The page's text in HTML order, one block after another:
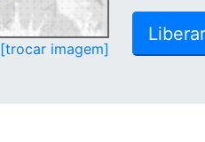
[trocar imagem]